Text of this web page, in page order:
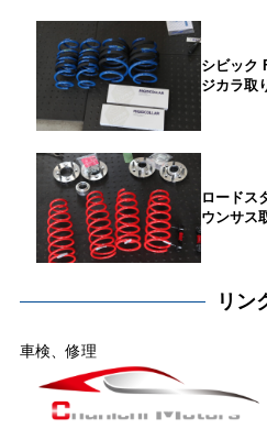
シビック
ジカラ取
ロードス
ウンサス
リン
車検、修理